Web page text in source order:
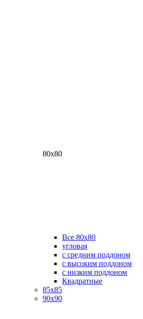
80х80
Все 80х80
угловая
с средним поддоном
с высоким поддоном
с низким поддоном
Квадратные
85х85
90х90